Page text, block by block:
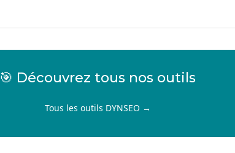
🎯 Découvrez tous nos outils
Tous les outils DYNSEO →